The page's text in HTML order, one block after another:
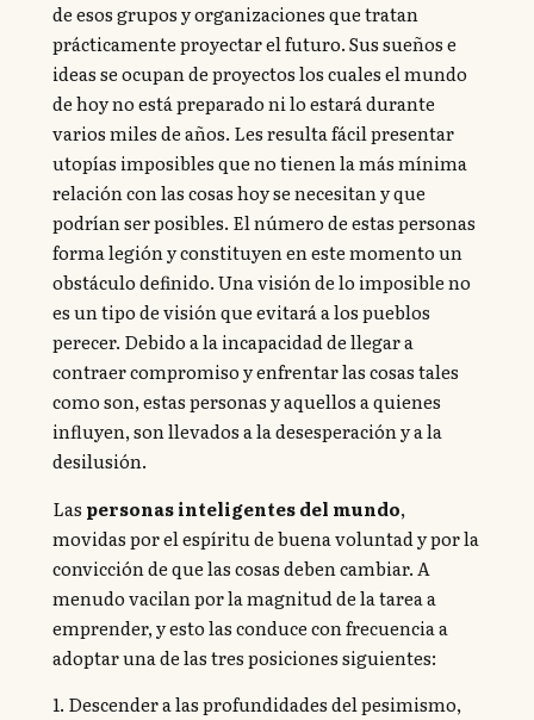
de esos grupos y organizaciones que tratan
prácticamente proyectar el futuro. Sus sueños e
ideas se ocupan de proyectos los cuales el mundo
de hoy no está preparado ni lo estará durante
varios miles de años. Les resulta fácil presentar
utopías imposibles que no tienen la más mínima
relación con las cosas hoy se necesitan y que
podrían ser posibles. El número de estas personas
forma legión y constituyen en este momento un
obstáculo definido. Una visión de lo imposible no
es un tipo de visión que evitará a los pueblos
perecer. Debido a la incapacidad de llegar a
contraer compromiso y enfrentar las cosas tales
como son, estas personas y aquellos a quienes
influyen, son llevados a la desesperación y a la
desilusión.
Laspersonas inteligentes del mundo,
movidas por el espíritu de buena voluntad y por la
convicción de que las cosas deben cambiar. A
menudo vacilan por la magnitud de la tarea a
emprender, y esto las conduce con frecuencia a
adoptar una de las tres posiciones siguientes:
1. Descender a las profundidades del pesimismo,